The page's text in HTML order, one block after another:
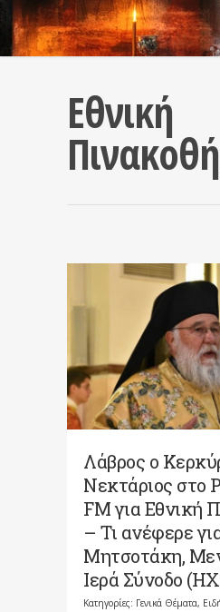
Εθνική
Λάβρος ο
Νεκτάριος στο
FM για Εθνική
– Τι ανέφερε
Μητσοτάκη,
Ιερά Σύνοδο
Κατηγορίες: Γενικά Θέματα,